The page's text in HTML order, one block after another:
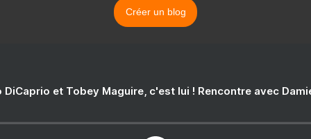
Créer un blog
DiCaprio et Tobey Maguire, c'est lui ! Rencontre avec